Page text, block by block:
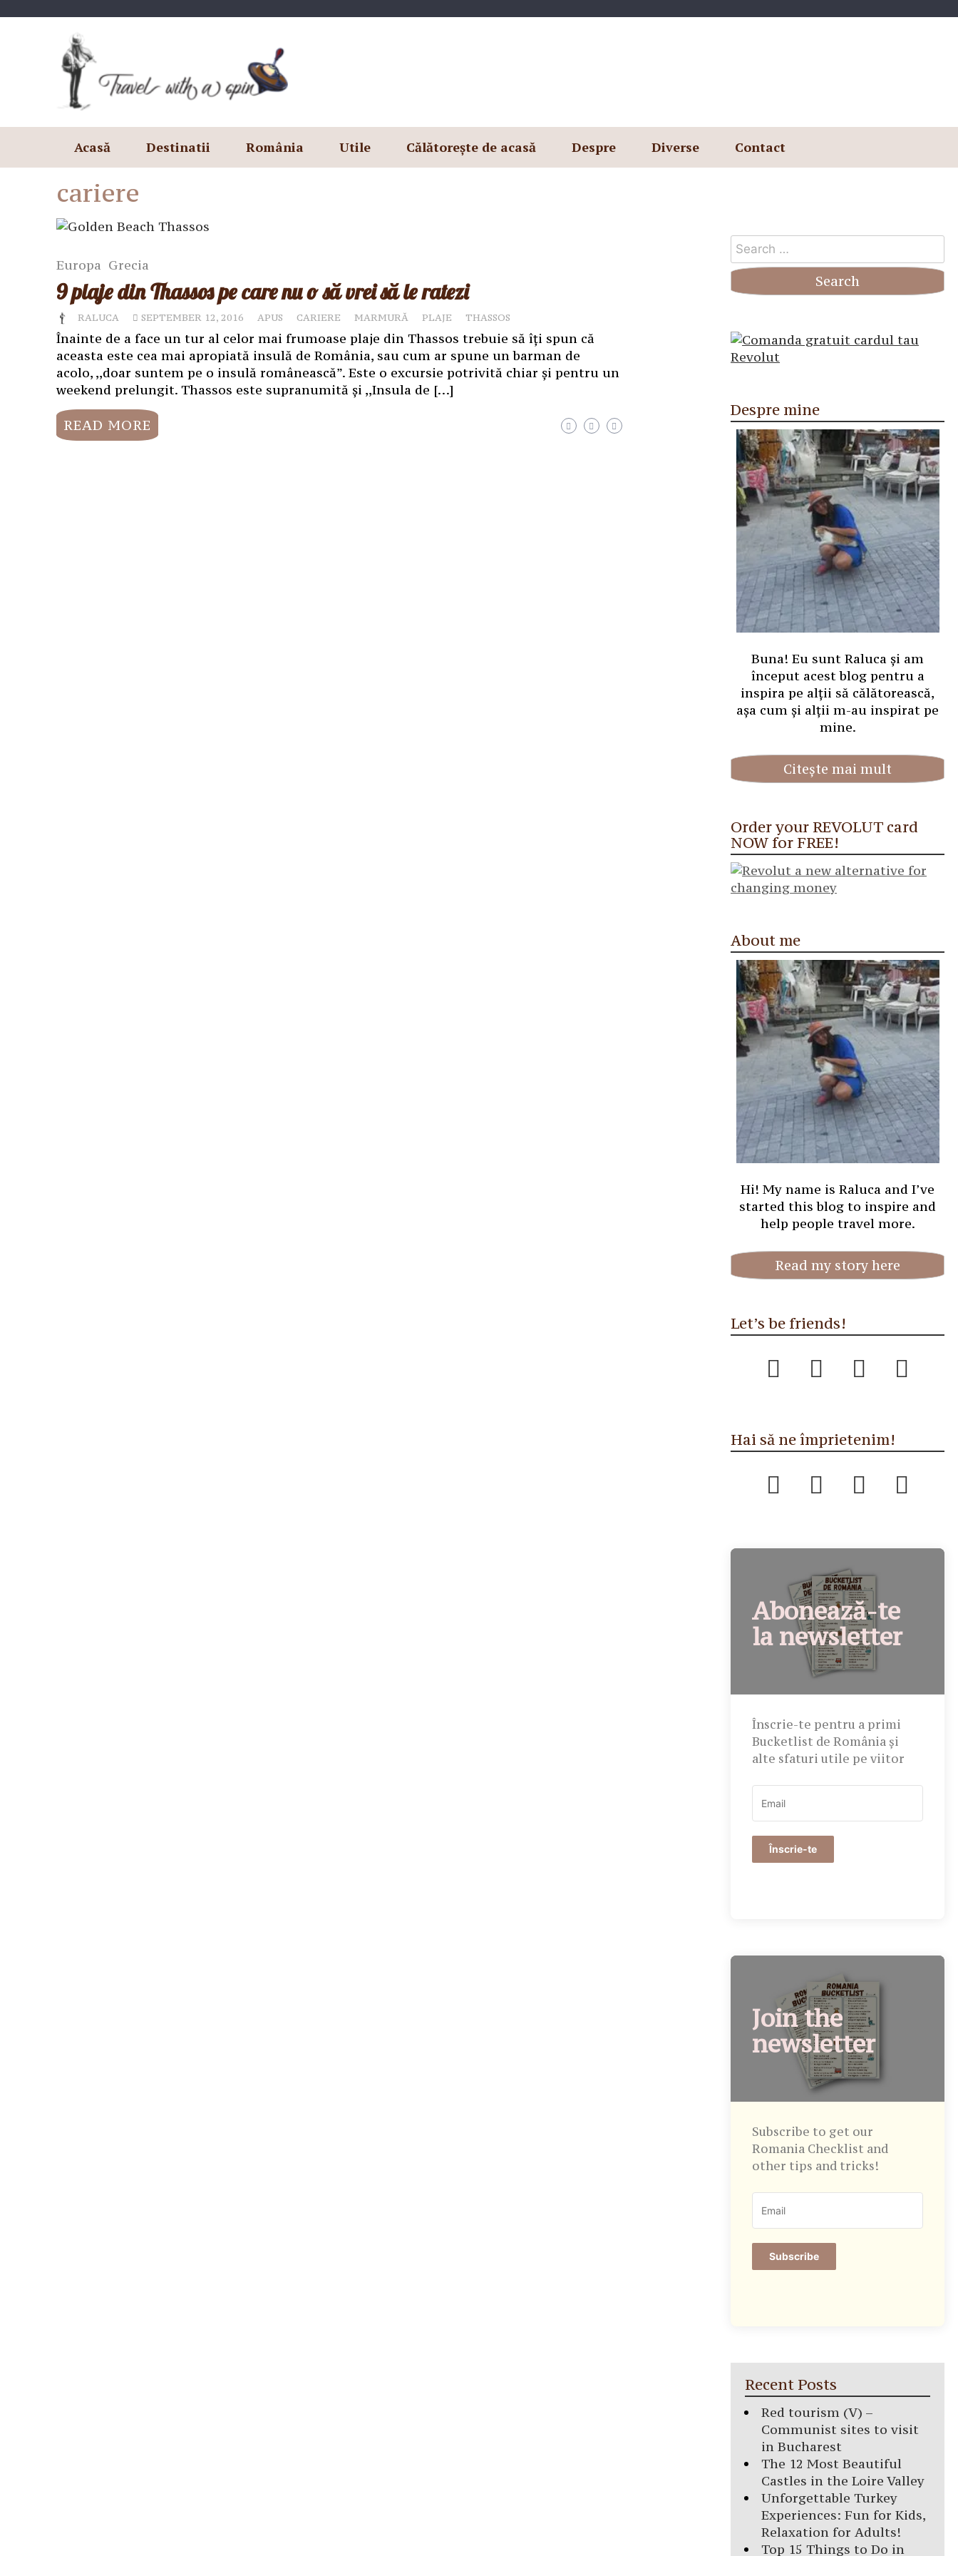
Acasă Destinatii România Utile Călătorește de acasă Despre Diverse Contact
cariere
Europa Grecia
9 plaje din Thassos pe care nu o să vrei să le ratezi
RALUCA SEPTEMBER 12, 2016 APUS CARIERE MARMURĂ PLAJE THASSOS
Înainte de a face un tur al celor mai frumoase plaje din Thassos trebuie să îți spun că
aceasta este cea mai apropiată insulă de România, sau cum ar spune un barman de
acolo, ,,doar suntem pe o insulă românească”. Este o excursie potrivită chiar și pentru un
weekend prelungit. Thassos este supranumită și ,,Insula de […]
READ MORE
Search
for:
Despre mine
Buna! Eu sunt Raluca și am
început acest blog pentru a
inspira pe alții să călătorească,
așa cum și alții m-au inspirat pe
mine.
Citește mai mult
Order your REVOLUT card
NOW for FREE!
About me
Hi! My name is Raluca and I’ve
started this blog to inspire and
help people travel more.
Read my story here
Let’s be friends!
Hai să ne împrietenim!
Abonează-te
la newsletter
Înscrie-te pentru a primi
Bucketlist de România și
alte sfaturi utile pe viitor
Înscrie-te
Join the
newsletter
Subscribe to get our
Romania Checklist and
other tips and tricks!
Subscribe
Recent Posts
Red tourism (V) –
Communist sites to visit
in Bucharest
The 12 Most Beautiful
Castles in the Loire Valley
Unforgettable Turkey
Experiences: Fun for Kids,
Relaxation for Adults!
Top 15 Things to Do in